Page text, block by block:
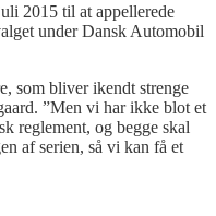
2015 til at appellerede
under Dansk Automobil
som bliver ikendt strenge
”Men vi har ikke blot et
reglement, og begge skal
af serien, så vi kan få et